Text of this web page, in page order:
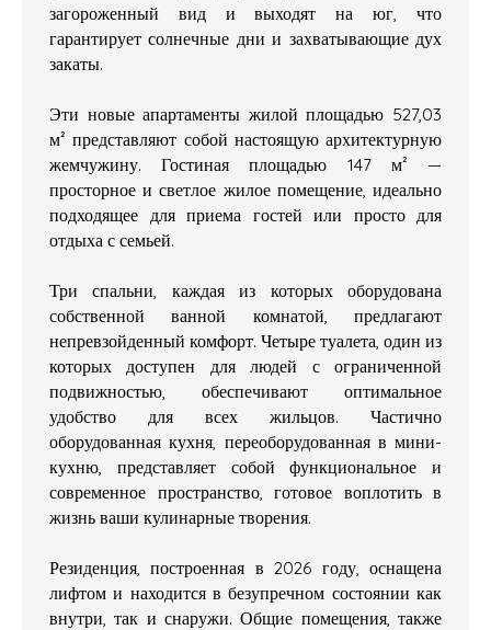
загороженный вид и выходят на юг, что
гарантирует солнечные дни и захватывающие дух
закаты.
Эти новые апартаменты жилой площадью 527,03
м² представляют собой настоящую архитектурную
жемчужину. Гостиная площадью 147 м² —
просторное и светлое жилое помещение, идеально
подходящее для приема гостей или просто для
отдыха с семьей.
Три спальни, каждая из которых оборудована
собственной ванной комнатой, предлагают
непревзойденный комфорт. Четыре туалета, один из
которых доступен для людей с ограниченной
подвижностью, обеспечивают оптимальное
удобство для всех жильцов. Частично
оборудованная кухня, переоборудованная в мини-
кухню, представляет собой функциональное и
современное пространство, готовое воплотить в
жизнь ваши кулинарные творения.
Резиденция, построенная в 2026 году, оснащена
лифтом и находится в безупречном состоянии как
внутри, так и снаружи. Общие помещения, также